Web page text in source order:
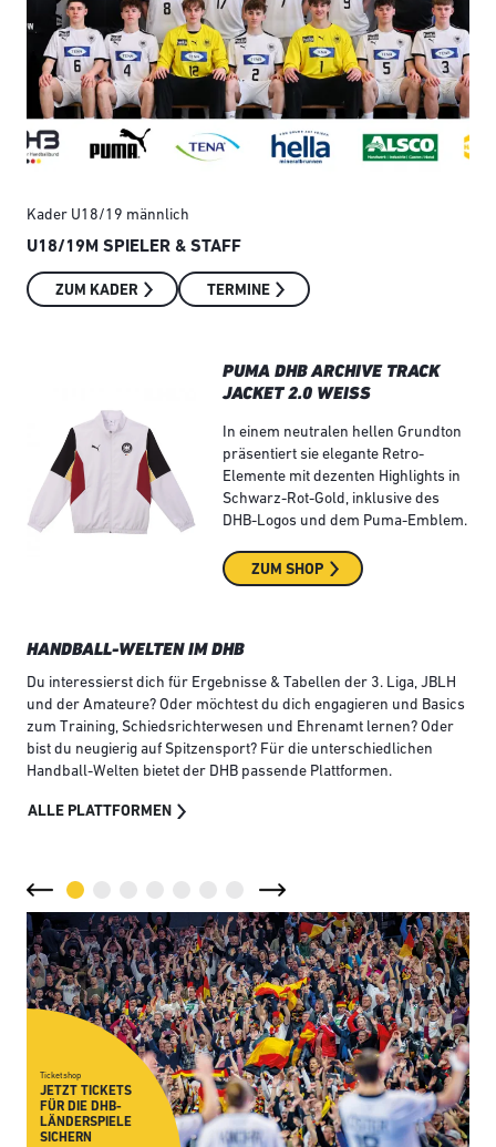
Kader U18/19 männlich
U18/19M SPIELER & STAFF
ZUM KADER TERMINE
PUMA DHB ARCHIVE TRACK
JACKET 2.0 WEISS
In einem neutralen hellen Grundton
präsentiert sie elegante Retro-
Elemente mit dezenten Highlights in
Schwarz-Rot-Gold, inklusive des
DHB-Logos und dem Puma-Emblem.
ZUM SHOP
HANDBALL-WELTEN IM DHB
Du interessierst dich für Ergebnisse & Tabellen der 3. Liga, JBLH
und der Amateure? Oder möchtest du dich engagieren und Basics
zum Training, Schiedsrichterwesen und Ehrenamt lernen? Oder
bist du neugierig auf Spitzensport? Für die unterschiedlichen
Handball-Welten bietet der DHB passende Plattformen.
ALLE PLATTFORMEN
Ticketshop
JETZT TICKETS
FÜR DIE DHB-
LÄNDERSPIELE
SICHERN